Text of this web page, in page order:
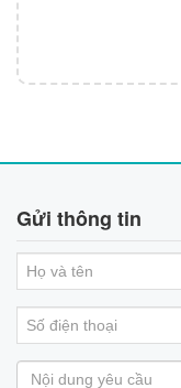
Gửi thông tin